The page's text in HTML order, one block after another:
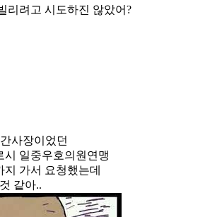
리려고 시도하진 않았어?
사장이었던
시 일중우호의원연맹
지 가서 요청했는데
같아..